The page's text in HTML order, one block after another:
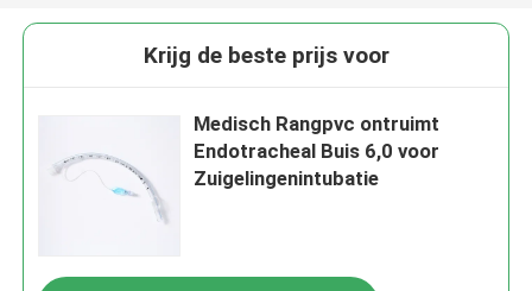
Krijg de beste prijs voor
Medisch Rangpvc ontruimt
Endotracheal Buis 6,0 voor
Zuigelingenintubatie